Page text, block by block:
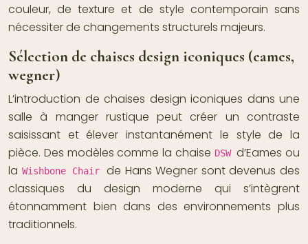
couleur, de texture et de style contemporain sans
nécessiter de changements structurels majeurs.
Sélection de chaises design iconiques (eames,
wegner)
L’introduction de chaises design iconiques dans une
salle à manger rustique peut créer un contraste
saisissant et élever instantanément le style de la
pièce. Des modèles comme la chaise DSWd’Eames ou
la Wishbone Chair de Hans Wegner sont devenus des
classiques du design moderne qui s’intègrent
étonnamment bien dans des environnements plus
traditionnels.